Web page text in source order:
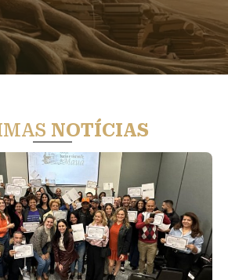
NOTÍCIAS